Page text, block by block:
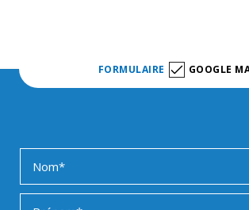
FORMULAIRE GOOGLE